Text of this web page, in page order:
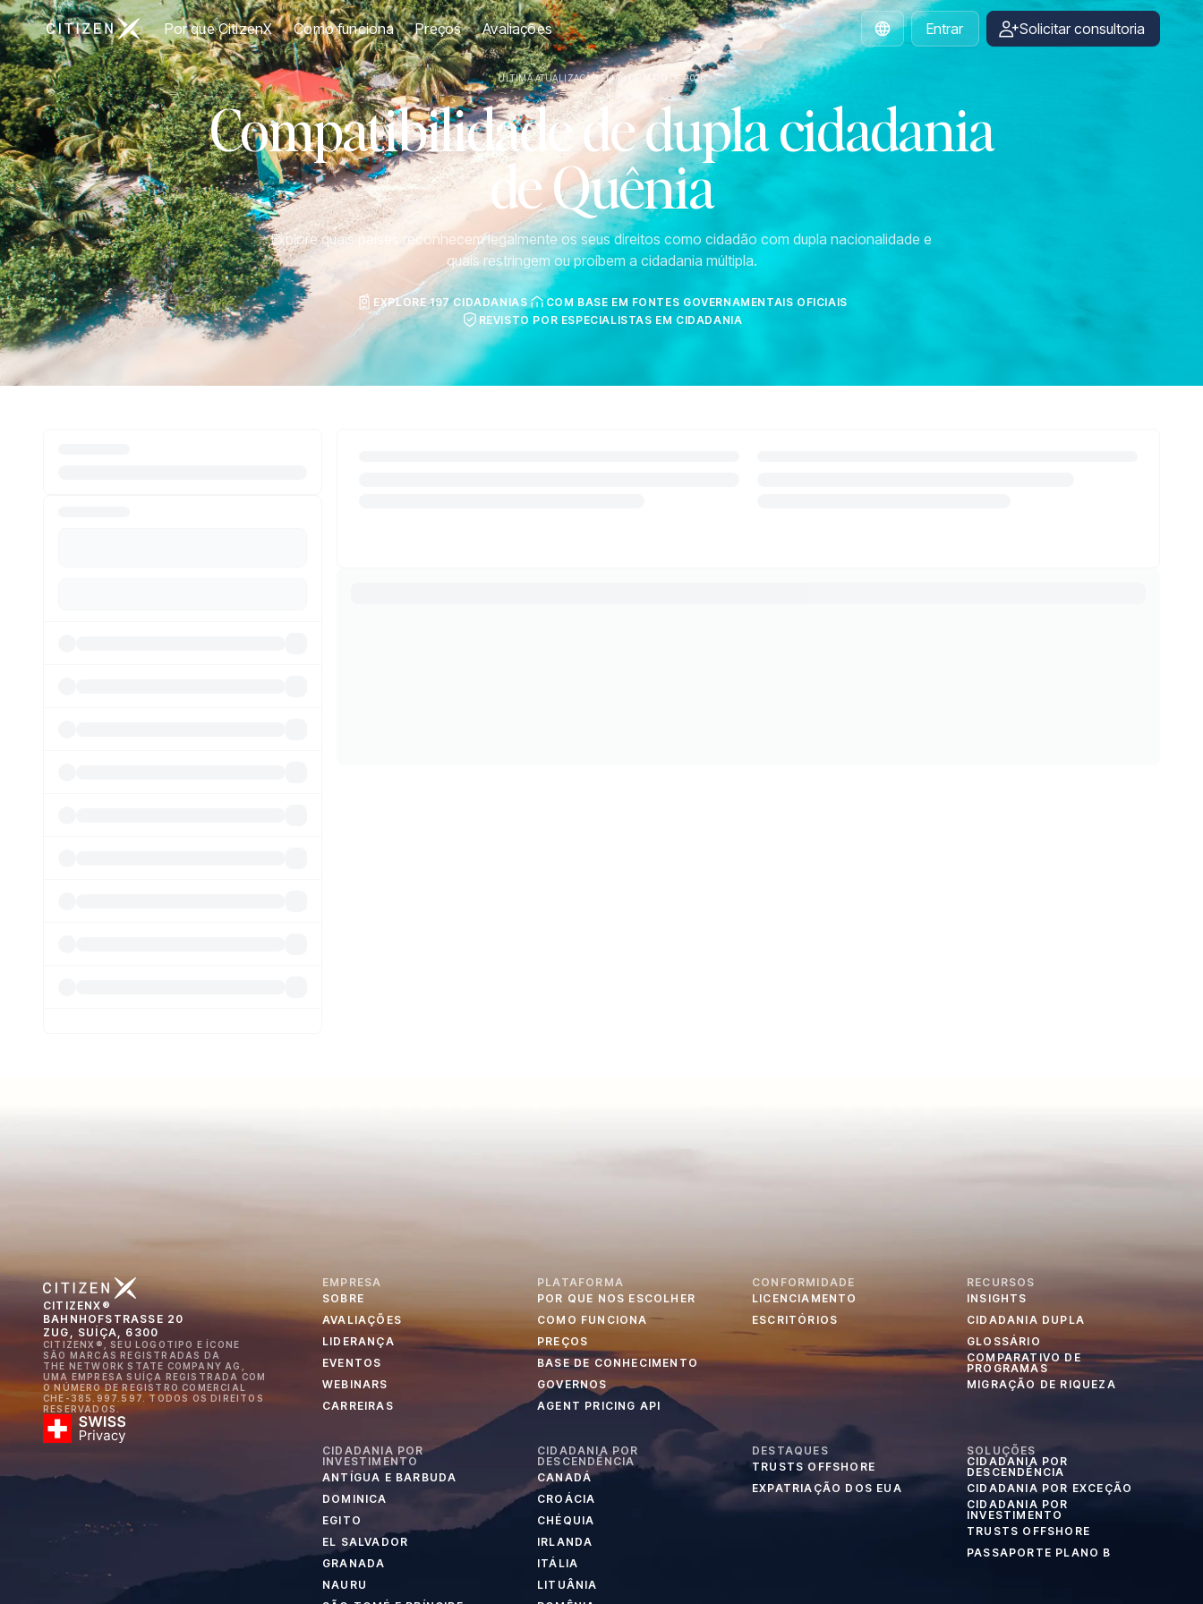
Ir para a página inicial da CitizenX
Por que CitizenX Como funciona Preços Avaliações
Portuguese
Entrar Solicitar consultoria
ÚLTIMA ATUALIZAÇÃO EM 19 DE MAIO DE 2026
Compatibilidade de dupla cidadania
de Quênia
Explore quais países reconhecem legalmente os seus direitos como cidadão com dupla nacionalidade e
quais restringem ou proíbem a cidadania múltipla.
EXPLORE 197 CIDADANIAS
COM BASE EM FONTES GOVERNAMENTAIS OFICIAIS
REVISTO POR ESPECIALISTAS EM CIDADANIA
CITIZENX®
BAHNHOFSTRASSE 20
ZUG, SUÍÇA, 6300
CITIZENX®, SEU LOGOTIPO E ÍCONE
SÃO MARCAS REGISTRADAS DA
THE NETWORK STATE COMPANY AG,
UMA EMPRESA SUÍÇA REGISTRADA COM
O NÚMERO DE REGISTRO COMERCIAL
CHE-385.997.597. TODOS OS DIREITOS
RESERVADOS.
EMPRESA
SOBRE
AVALIAÇÕES
LIDERANÇA
EVENTOS
WEBINARS
CARREIRAS
PLATAFORMA
POR QUE NOS ESCOLHER
COMO FUNCIONA
PREÇOS
BASE DE CONHECIMENTO
GOVERNOS
AGENT PRICING API
CONFORMIDADE
LICENCIAMENTO
ESCRITÓRIOS
RECURSOS
INSIGHTS
CIDADANIA DUPLA
GLOSSÁRIO
COMPARATIVO DE
PROGRAMAS
MIGRAÇÃO DE RIQUEZA
CIDADANIA POR
INVESTIMENTO
ANTÍGUA E BARBUDA
DOMINICA
EGITO
EL SALVADOR
GRANADA
NAURU
CIDADANIA POR
DESCENDÊNCIA
CANADÁ
CROÁCIA
CHÉQUIA
IRLANDA
ITÁLIA
LITUÂNIA
DESTAQUES
TRUSTS OFFSHORE
EXPATRIAÇÃO DOS EUA
SOLUÇÕES
CIDADANIA POR
DESCENDÊNCIA
CIDADANIA POR EXCEÇÃO
CIDADANIA POR
INVESTIMENTO
TRUSTS OFFSHORE
PASSAPORTE PLANO B